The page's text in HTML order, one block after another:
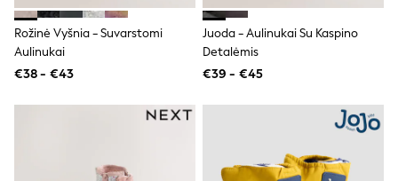
Crocs
Havaianas
Pour Moi
Skechers
GIRLS
New In
Rožinė Vyšnia - Suvarstomi
Aulinukai
€38 - €43
Juoda - Aulinukai Su Kaspino
Detalėmis
€39 - €45